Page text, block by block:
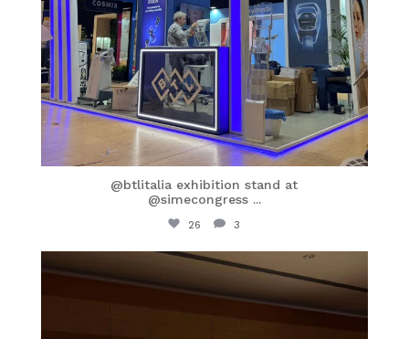
@btlitalia exhibition stand at
@simecongress ...
26 3
itaprosrl